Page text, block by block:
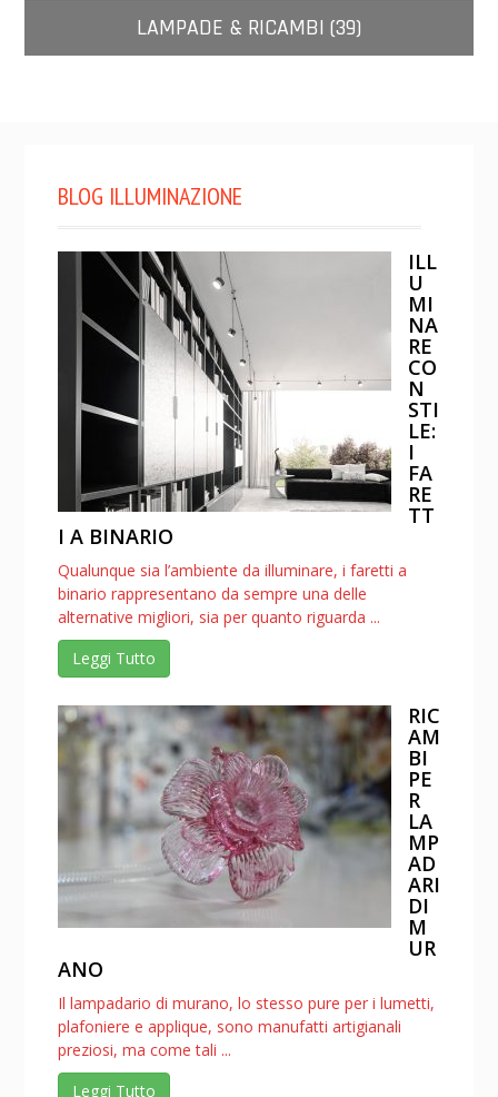
LAMPADE & RICAMBI (39)
BLOG ILLUMINAZIONE
ILL
U
MI
NA
RE
CO
N
STI
LE:
I
FA
RE
TT
I A BINARIO
Qualunque sia l’ambiente da illuminare, i faretti a
binario rappresentano da sempre una delle
alternative migliori, sia per quanto riguarda ...
Leggi Tutto
RIC
AM
BI
PE
R
LA
MP
AD
ARI
DI
M
UR
ANO
Il lampadario di murano, lo stesso pure per i lumetti,
plafoniere e applique, sono manufatti artigianali
preziosi, ma come tali ...
Leggi Tutto